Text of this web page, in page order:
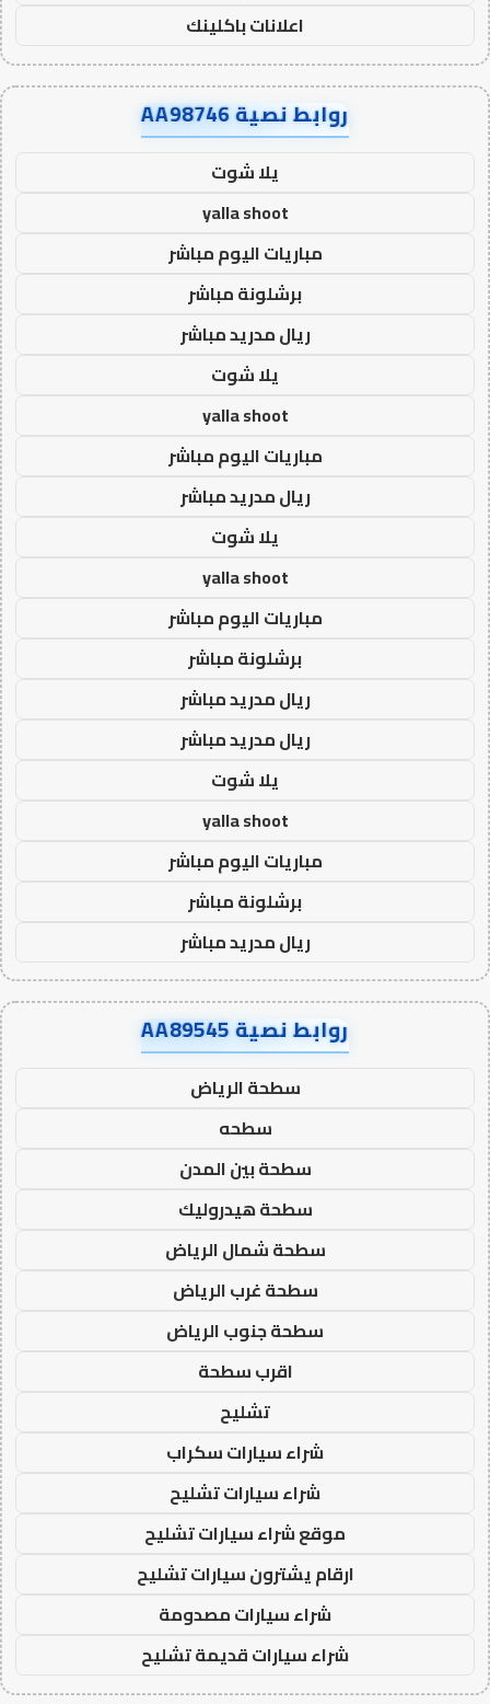
اعلانات باكلينك
روابط نصية AA98746
يلا شوت
yalla shoot
مباريات اليوم مباشر
برشلونة مباشر
ريال مدريد مباشر
يلا شوت
yalla shoot
مباريات اليوم مباشر
ريال مدريد مباشر
يلا شوت
yalla shoot
مباريات اليوم مباشر
برشلونة مباشر
ريال مدريد مباشر
ريال مدريد مباشر
يلا شوت
yalla shoot
مباريات اليوم مباشر
برشلونة مباشر
ريال مدريد مباشر
روابط نصية AA89545
سطحة الرياض
سطحه
سطحة بين المدن
سطحة هيدروليك
سطحة شمال الرياض
سطحة غرب الرياض
سطحة جنوب الرياض
اقرب سطحة
تشليح
شراء سيارات سكراب
شراء سيارات تشليح
موقع شراء سيارات تشليح
ارقام يشترون سيارات تشليح
شراء سيارات مصدومة
شراء سيارات قديمة تشليح